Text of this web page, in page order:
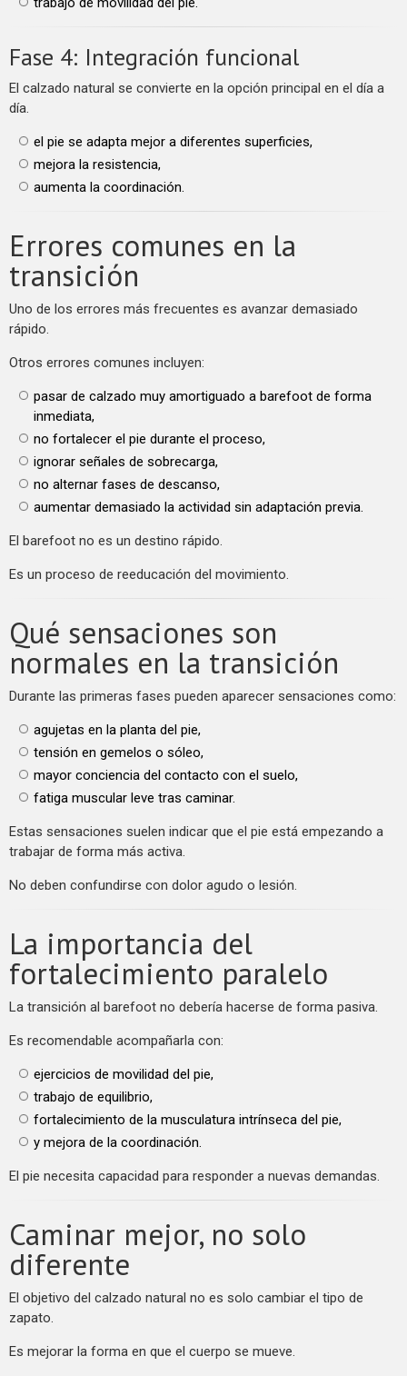
Fase 4: Integración funcional
El calzado natural se convierte en la opción principal en el día a
día.
el pie se adapta mejor a diferentes superficies,
mejora la resistencia,
aumenta la coordinación.
Errores comunes en la
transición
Uno de los errores más frecuentes es avanzar demasiado
rápido.
Otros errores comunes incluyen:
pasar de calzado muy amortiguado a barefoot de forma
inmediata,
no fortalecer el pie durante el proceso,
ignorar señales de sobrecarga,
no alternar fases de descanso,
aumentar demasiado la actividad sin adaptación previa.
El barefoot no es un destino rápido.
Es un proceso de reeducación del movimiento.
Qué sensaciones son
normales en la transición
Durante las primeras fases pueden aparecer sensaciones como:
agujetas en la planta del pie,
tensión en gemelos o sóleo,
mayor conciencia del contacto con el suelo,
fatiga muscular leve tras caminar.
Estas sensaciones suelen indicar que el pie está empezando a
trabajar de forma más activa.
No deben confundirse con dolor agudo o lesión.
La importancia del
fortalecimiento paralelo
La transición al barefoot no debería hacerse de forma pasiva.
Es recomendable acompañarla con:
ejercicios de movilidad del pie,
trabajo de equilibrio,
fortalecimiento de la musculatura intrínseca del pie,
y mejora de la coordinación.
El pie necesita capacidad para responder a nuevas demandas.
Caminar mejor, no solo
diferente
El objetivo del calzado natural no es solo cambiar el tipo de
zapato.
Es mejorar la forma en que el cuerpo se mueve.